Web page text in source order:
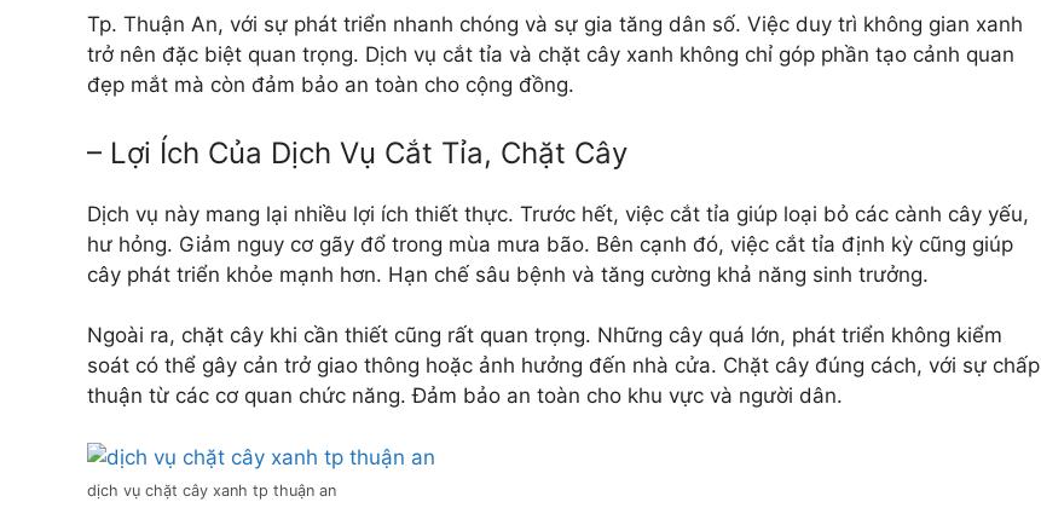
Tp. Thuận An, với sự phát triển nhanh chóng và sự gia tăng dân số. Việc duy trì không gian xanh
trở nên đặc biệt quan trọng. Dịch vụ cắt tỉa và chặt cây xanh không chỉ góp phần tạo cảnh quan
đẹp mắt mà còn đảm bảo an toàn cho cộng đồng.
– Lợi Ích Của Dịch Vụ Cắt Tỉa, Chặt Cây
Dịch vụ này mang lại nhiều lợi ích thiết thực. Trước hết, việc cắt tỉa giúp loại bỏ các cành cây yếu,
hư hỏng. Giảm nguy cơ gãy đổ trong mùa mưa bão. Bên cạnh đó, việc cắt tỉa định kỳ cũng giúp
cây phát triển khỏe mạnh hơn. Hạn chế sâu bệnh và tăng cường khả năng sinh trưởng.
Ngoài ra, chặt cây khi cần thiết cũng rất quan trọng. Những cây quá lớn, phát triển không kiểm
soát có thể gây cản trở giao thông hoặc ảnh hưởng đến nhà cửa. Chặt cây đúng cách, với sự chấp
thuận từ các cơ quan chức năng. Đảm bảo an toàn cho khu vực và người dân.
dịch vụ chặt cây xanh tp thuận an